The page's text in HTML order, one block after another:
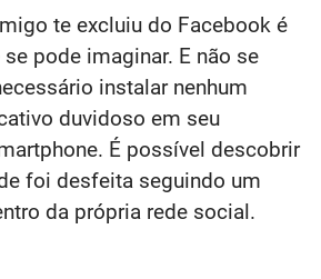
te excluiu do Facebook é
pode imaginar. E não se
instalar nenhum
duvidoso em seu
É possível descobrir
foi desfeita seguindo um
da própria rede social.